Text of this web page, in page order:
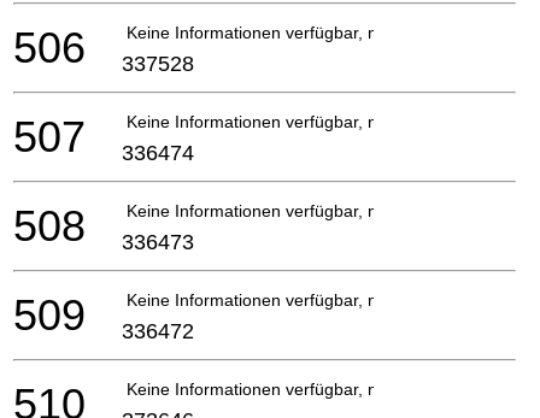
Keine Informationen verfügbar, nicht bestellbar
506 337528
Keine Informationen verfügbar, nicht bestellbar
507 336474
Keine Informationen verfügbar, nicht bestellbar
508 336473
Keine Informationen verfügbar, nicht bestellbar
509 336472
Keine Informationen verfügbar, nicht bestellbar
510